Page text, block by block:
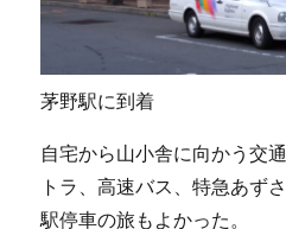
茅野駅に到着
自宅から山小舎に向かう交
トラ、高速バス、特急あず
駅停車の旅もよかった。